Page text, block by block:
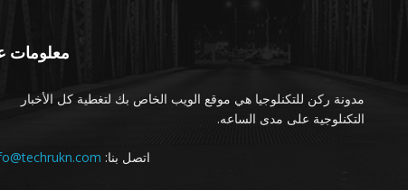
معلومات
مدونة ركن للتكنلوجيا هي موقع الويب الخاص بك لتغطية كل الأخبار
التكنلوجية على مدى الساعه.
اتصل بنا: